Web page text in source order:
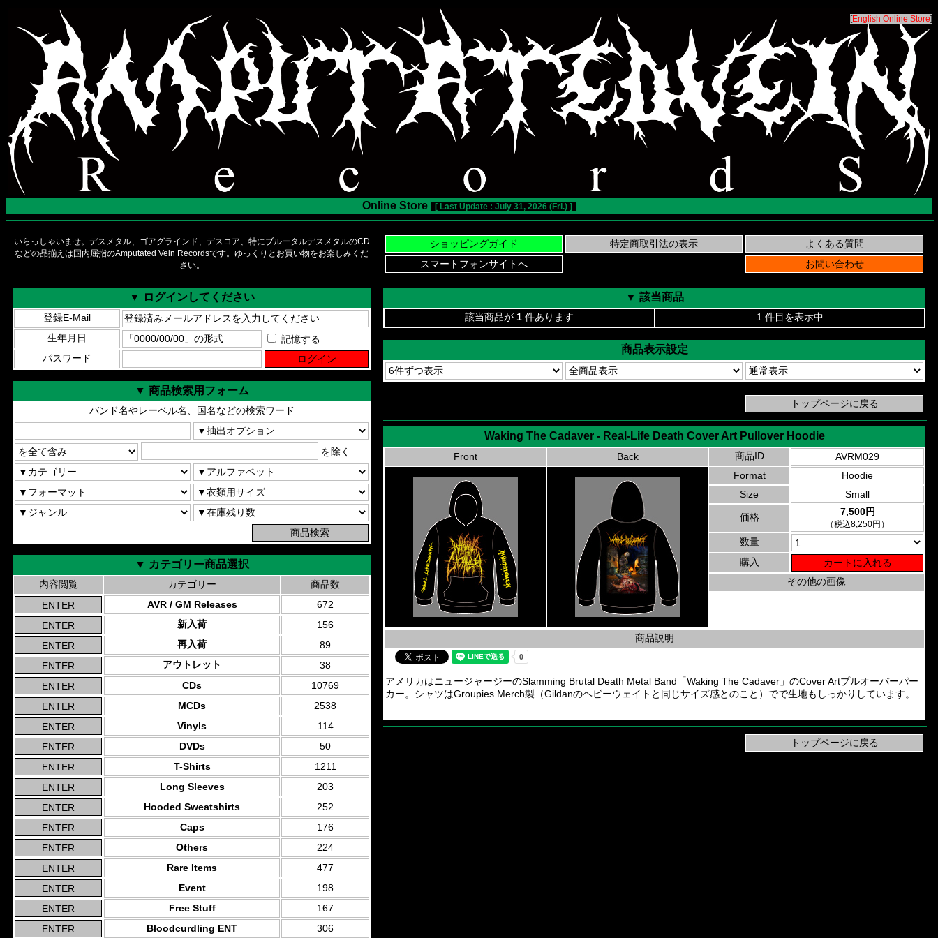
[English Online Store]
Online Store [ Last Update : July 31, 2026 (Fri.) ]
いらっしゃいませ。デスメタル、ゴアグラインド、デスコア、特にブルータルデスメタルのCD
などの品揃えは国内屈指のAmputated Vein Recordsです。ゆっくりとお買い物をお楽しみくだ
さい。
▼ ログインしてください
登録E-Mail
生年月日
記憶する
パスワード
▼ 商品検索用フォーム
バンド名やレーベル名、国名などの検索ワード
を除く
▼ カテゴリー商品選択
内容閲覧 カテゴリー
商品数
AVR / GM Releases
672
新入荷
156
再入荷
89
アウトレット
38
CDs
10769
MCDs
2538
Vinyls
114
DVDs
50
T-Shirts
1211
Long Sleeves
203
Hooded Sweatshirts
252
Caps
176
Others
224
Rare Items
477
Event
198
Free Stuff
167
Bloodcurdling ENT
306
▼ 該当商品
該当商品が 1 件あります 1 件目を表示中
商品表示設定
Waking The Cadaver - Real-Life Death Cover Art Pullover Hoodie
Front Back 商品ID
AVRM029
Format
Hoodie
Size
Small
価格 7,500円
（税込8,250円）
数量
購入
その他の画像
商品説明
アメリカはニュージャージーのSlamming Brutal Death Metal Band「Waking The Cadaver」のCover Artプルオーバーパー
カー。シャツはGroupies Merch製（Gildanのヘビーウェイトと同じサイズ感とのこと）でで生地もしっかりしています。